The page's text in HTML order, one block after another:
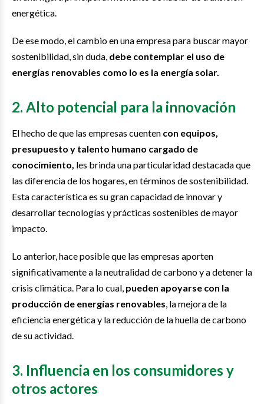
energética.
De ese modo, el cambio en una empresa para buscar mayor
sostenibilidad, sin duda, debe contemplar el uso de
energías renovables como lo es la energía solar.
2. Alto potencial para la innovación
El hecho de que las empresas cuenten con equipos,
presupuesto y talento humano cargado de
conocimiento, les brinda una particularidad destacada que
las diferencia de los hogares, en términos de sostenibilidad.
Esta característica es su gran capacidad de innovar y
desarrollar tecnologías y prácticas sostenibles de mayor
impacto.
Lo anterior, hace posible que las empresas aporten
significativamente a la neutralidad de carbono y a detener la
crisis climática. Para lo cual, pueden apoyarse con la
producción de energías renovables, la mejora de la
eficiencia energética y la reducción de la huella de carbono
de su actividad.
3. Influencia en los consumidores y
otros actores